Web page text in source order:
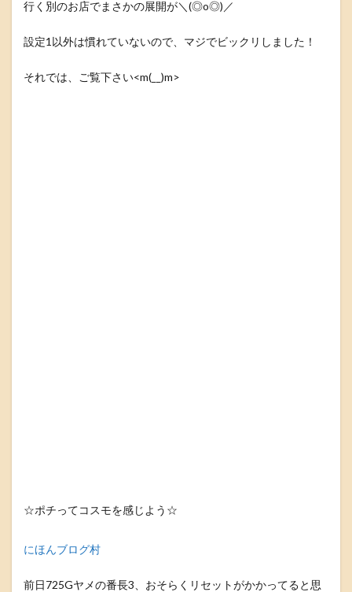
行く別のお店でまさかの展開が＼(◎o◎)／
設定1以外は慣れていないので、マジでビックリしました！
それでは、ご覧下さい<m(__)m>
☆ポチってコスモを感じよう☆
にほんブログ村
前日725Gヤメの番長3、おそらくリセットがかかってると思